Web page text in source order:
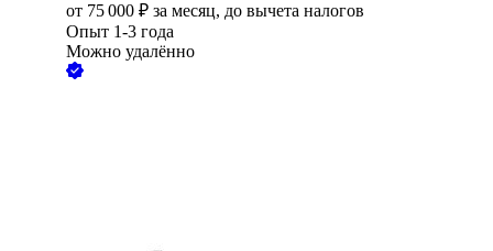
от 75 000 ₽ за месяц, до вычета налогов
Опыт 1-3 года
Можно удалённо